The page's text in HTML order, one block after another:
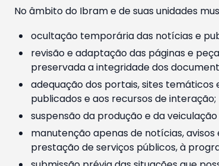
No âmbito do Ibram e de suas unidades
ocultação temporária das notícias e
revisão e adaptação das páginas e
preservada a integridade dos
adequação dos portais, sites temáticos
publicados e aos recursos de interação;
suspensão da produção e da
manutenção apenas de notícias,
prestação de serviços públicos, à